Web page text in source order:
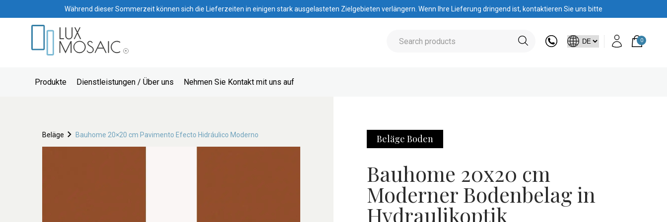
Während dieser Sommerzeit können sich die Lieferzeiten in einigen stark ausgelasteten Zielgebieten verlängern. Wenn Ihre Lieferung dringend ist, kontaktieren Sie uns bitte
0
Produkte Dienstleistungen / Über uns Nehmen Sie Kontakt mit uns auf
Beläge Bauhome 20×20 cm Pavimento Efecto Hidráulico Moderno Beläge Boden
Bauhome 20x20 cm
Moderner Bodenbelag in
Hydraulikoptik